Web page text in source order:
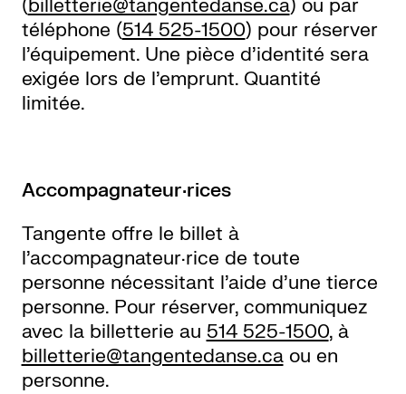
(billetterie@tangentedanse.ca) ou par
téléphone (514 525-1500) pour réserver
l’équipement. Une pièce d’identité sera
exigée lors de l’emprunt. Quantité
limitée.
Accompagnateur·rices
Tangente offre le billet à
l’accompagnateur·rice de toute
personne nécessitant l’aide d’une tierce
personne. Pour réserver, communiquez
avec la billetterie au 514 525-1500, à
billetterie@tangentedanse.caou en
personne.